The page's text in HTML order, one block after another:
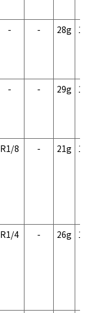
- - 28g
- - 29g
R1/8 - 21g
R1/4 - 26g